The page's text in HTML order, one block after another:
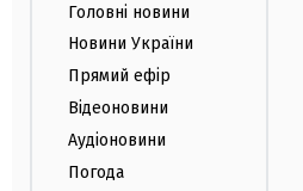
Головні новини
Новини України
Прямий ефір
Відеоновини
Аудіоновини
Погода